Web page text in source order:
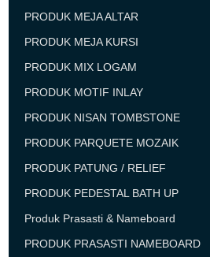
PRODUK MEJA ALTAR
PRODUK MEJA KURSI
PRODUK MIX LOGAM
PRODUK MOTIF INLAY
PRODUK NISAN TOMBSTONE
PRODUK PARQUETE MOZAIK
PRODUK PATUNG / RELIEF
PRODUK PEDESTAL BATH UP
Produk Prasasti & Nameboard
PRODUK PRASASTI NAMEBOARD